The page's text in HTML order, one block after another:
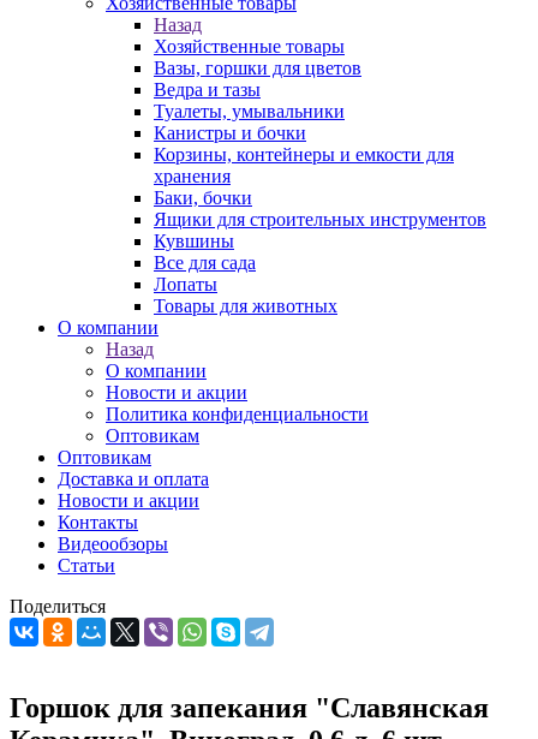
Назад
Хозяйственные товары
Вазы, горшки для цветов
Ведра и тазы
Туалеты, умывальники
Канистры и бочки
Корзины, контейнеры и емкости для
хранения
Баки, бочки
Ящики для строительных инструментов
Кувшины
Все для сада
Лопаты
Товары для животных
О компании
Назад
О компании
Новости и акции
Политика конфиденциальности
Оптовикам
Оптовикам
Доставка и оплата
Новости и акции
Контакты
Видеообзоры
Статьи
Поделиться
Горшок для запекания "Славянская